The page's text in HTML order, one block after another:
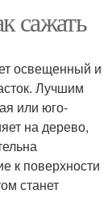
сажать
освещенный и
Лучшим
или юго-
на дерево,
к поверхности
станет